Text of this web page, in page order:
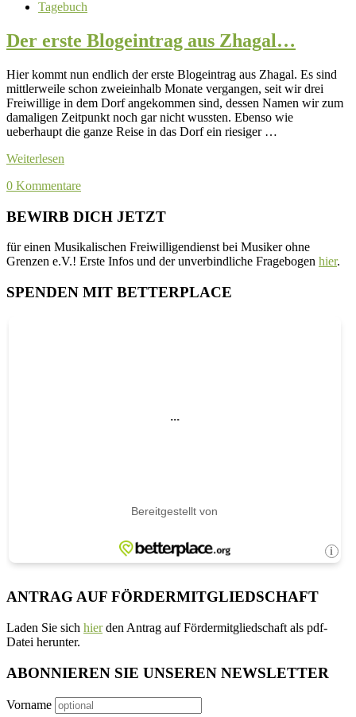
Tagebuch
Der erste Blogeintrag aus Zhagal…
Hier kommt nun endlich der erste Blogeintrag aus Zhagal. Es sind
mittlerweile schon zweieinhalb Monate vergangen, seit wir drei
Freiwillige in dem Dorf angekommen sind, dessen Namen wir zum
damaligen Zeitpunkt noch gar nicht wussten. Ebenso wie
ueberhaupt die ganze Reise in das Dorf ein riesiger …
Weiterlesen
0 Kommentare
BEWIRB DICH JETZT
für einen Musikalischen Freiwilligendienst bei Musiker ohne
Grenzen e.V.! Erste Infos und der unverbindliche Fragebogen hier.
SPENDEN MIT BETTERPLACE
ANTRAG AUF FÖRDERMITGLIEDSCHAFT
Laden Sie sich hierden Antrag auf Fördermitgliedschaft als pdf-
Datei herunter.
ABONNIEREN SIE UNSEREN NEWSLETTER
Vorname